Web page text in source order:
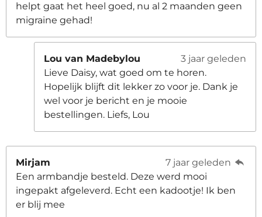
helpt gaat het heel goed, nu al 2 maanden geen
migraine gehad!
Lou van Madebylou
3 jaar geleden
Lieve Daisy, wat goed om te horen.
Hopelijk blijft dit lekker zo voor je. Dank je
wel voor je bericht en je mooie
bestellingen. Liefs, Lou
Mirjam
7 jaar geleden
Een armbandje besteld. Deze werd mooi
ingepakt afgeleverd. Echt een kadootje! Ik ben
er blij mee